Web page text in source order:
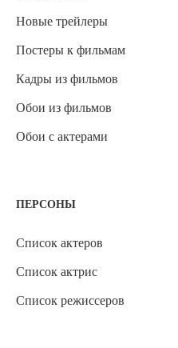
Новые трейлеры
Постеры к фильмам
Кадры из фильмов
Обои из фильмов
Обои с актерами
ПЕРСОНЫ
Список актеров
Список актрис
Список режиссеров